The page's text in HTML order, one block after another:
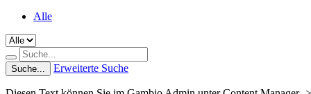
Alle
Suche... Erweiterte Suche